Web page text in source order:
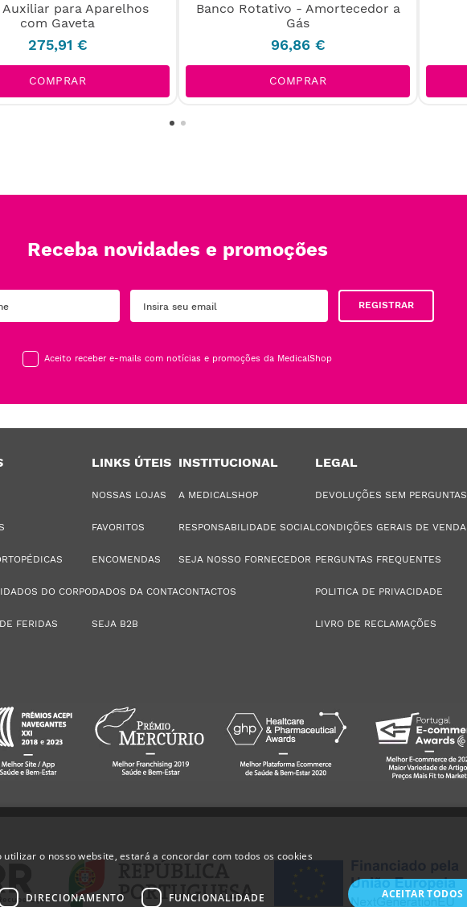
Auxiliar para Aparelhos
com Gaveta
275,91 €
COMPRAR
Banco Rotativo - Amortecedor a
Gás
96,86 €
COMPRAR
Receba novidades e promoções
REGISTRAR
Aceito receber e-mails com notícias e promoções da MedicalShop
DO CORPO
FERIDAS
LINKS ÚTEIS
NOSSAS LOJAS
FAVORITOS
ENCOMENDAS
DADOS DA CONTA
SEJA B2B
INSTITUCIONAL
A MEDICALSHOP
RESPONSABILIDADE SOCIAL
SEJA NOSSO FORNECEDOR
CONTACTOS
LEGAL
DEVOLUÇÕES SEM PERGUNTAS
CONDIÇÕES GERAIS DE VENDA
PERGUNTAS FREQUENTES
POLITICA DE PRIVACIDADE
LIVRO DE RECLAMAÇÕES
o nosso website, estará a concordar com todos os cookies
DIRECIONAMENTO FUNCIONALIDADE ACEITAR TODOS